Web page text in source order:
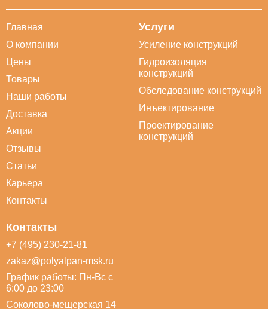
Главная
О компании
Цены
Товары
Наши работы
Доставка
Акции
Отзывы
Статьи
Карьера
Контакты
Услуги
Усиление конструкций
Гидроизоляция
конструкций
Обследование конструкций
Инъектирование
Проектирование
конструкций
Контакты
+7 (495) 230-21-81
zakaz@polyalpan-msk.ru
График работы: Пн-Вс с
6:00 до 23:00
Соколово-мещерская 14